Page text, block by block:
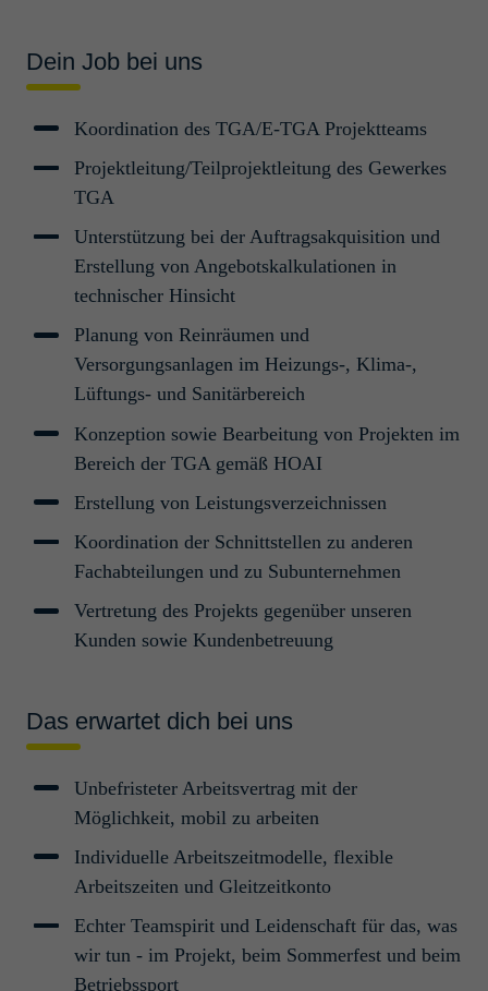
Dein Job bei uns
Koordination des TGA/E-TGA Projektteams
Projektleitung/Teilprojektleitung des Gewerkes
TGA
Unterstützung bei der Auftragsakquisition und
Erstellung von Angebotskalkulationen in
technischer Hinsicht
Planung von Reinräumen und
Versorgungsanlagen im Heizungs-, Klima-,
Lüftungs- und Sanitärbereich
Konzeption sowie Bearbeitung von Projekten im
Bereich der TGA gemäß HOAI
Erstellung von Leistungsverzeichnissen
Koordination der Schnittstellen zu anderen
Fachabteilungen und zu Subunternehmen
Vertretung des Projekts gegenüber unseren
Kunden sowie Kundenbetreuung
Das erwartet dich bei uns
Unbefristeter Arbeitsvertrag mit der
Möglichkeit, mobil zu arbeiten
Individuelle Arbeitszeitmodelle, flexible
Arbeitszeiten und Gleitzeitkonto
Echter Teamspirit und Leidenschaft für das, was
wir tun - im Projekt, beim Sommerfest und beim
Betriebssport
Professionals/Senior Professionals
Bauleiter / Monta­ge­leiter
(m/w/d)
Construction Management
Young Professionals/Professionals
Köln, Deutschland
Projek­t­in­ge­nieur Anla­genbau
(m/w/d) Wilhelms­haven
Young Professionals/Professionals
Wilhelmshaven, Deutschland
Werk­stu­dent Verfah­rens­
technik (m/w/d)
Prozess- und Verfahrenstechnik Students
Köln, Deutschland
(m/w/d)
Technische Gebäudeausrüstung
Lead Engi­neer Bauin­ge­ni­eu­r­
wesen (m/w/d)
Bautechnik Professionals/Senior Professionals
Köln, Deutschland